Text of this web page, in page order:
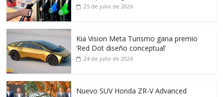
25 de julio de 2026
Kia Vision Meta Turismo gana premio
‘Red Dot diseño conceptual’
24 de julio de 2026
Nuevo SUV Honda ZR-V Advanced